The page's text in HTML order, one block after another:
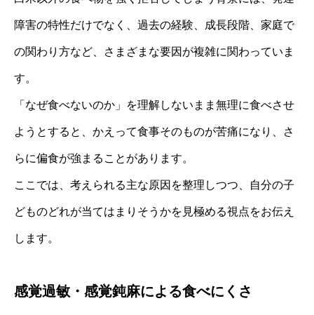
障害の特性だけでなく、過去の経験、成長段階、家庭で
の関わり方など、さまざまな要因が複雑に関わっていま
す。
「なぜ食べないのか」を理解しないまま無理に食べさせ
ようとすると、かえって食事そのものが苦痛になり、さ
らに偏食が強まることがあります。
ここでは、考えられる主な原因を整理しつつ、自分の子
どものどれが当てはまりそうかを見極める視点をお伝え
します。
感覚過敏・感覚鈍麻による食べにくさ